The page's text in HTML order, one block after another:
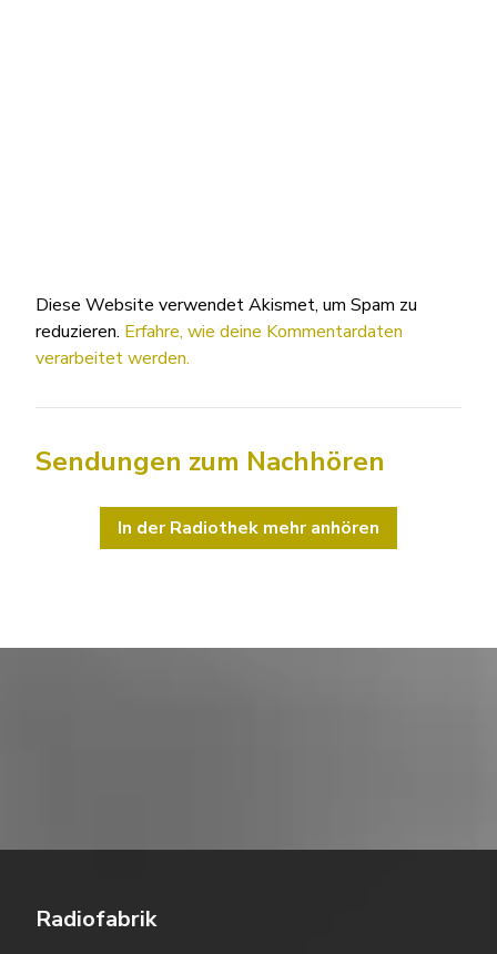
Diese Website verwendet Akismet, um Spam zu
reduzieren. Erfahre, wie deine Kommentardaten
verarbeitet werden.
Sendungen zum Nachhören
In der Radiothek mehr anhören
Radiofabrik